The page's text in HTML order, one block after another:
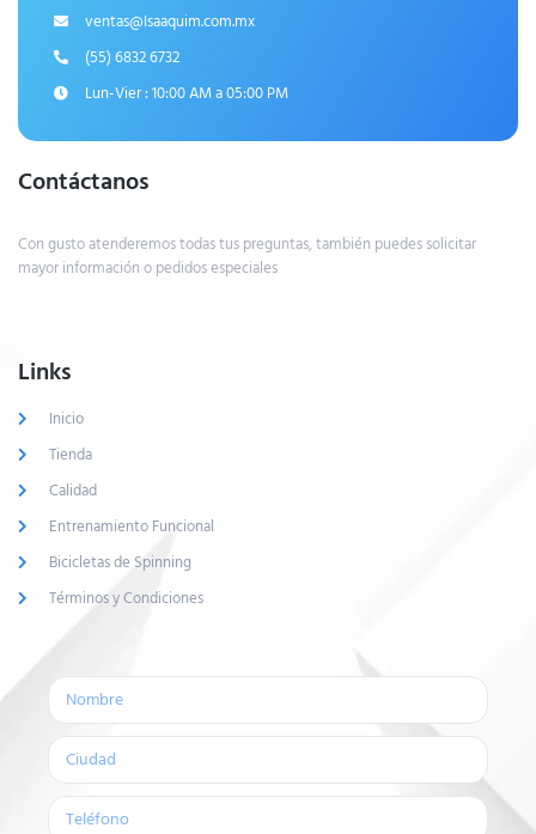
ventas@Isaaquim.com.mx
(55) 6832 6732
Lun-Vier : 10:00 AM a 05:00 PM
Contáctanos
Con gusto atenderemos todas tus preguntas, también puedes solicitar
mayor información o pedidos especiales
Links
Inicio
Tienda
Calidad
Entrenamiento Funcional
Bicicletas de Spinning
Términos y Condiciones